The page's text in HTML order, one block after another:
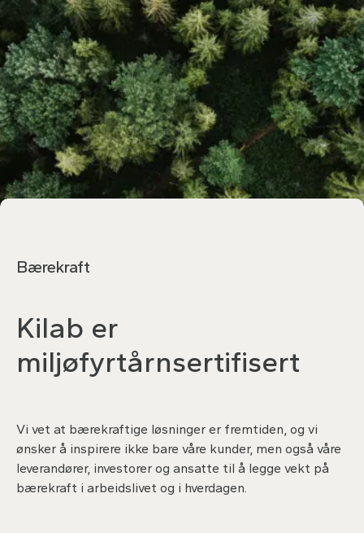
Bærekraft
Kilab er
miljøfyrtårnsertifisert
Vi vet at bærekraftige løsninger er fremtiden, og vi
ønsker å inspirere ikke bare våre kunder, men også våre
leverandører, investorer og ansatte til å legge vekt på
bærekraft i arbeidslivet og i hverdagen.